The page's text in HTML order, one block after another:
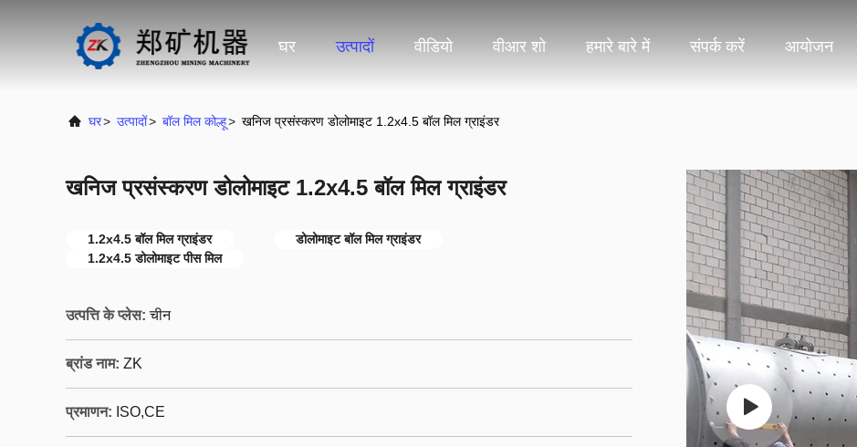
घर उत्पादों वीडियो वीआर शो हमारे बारे में संपर्क करें आयोजन
घर> उत्पादों> बॉल मिल कोल्हू> खनिज प्रसंस्करण डोलोमाइट 1.2x4.5 बॉल मिल ग्राइंडर
खनिज प्रसंस्करण डोलोमाइट 1.2x4.5 बॉल मिल ग्राइंडर
1.2x4.5 बॉल मिल ग्राइंडर
डोलोमाइट बॉल मिल ग्राइंडर
1.2x4.5 डोलोमाइट पीस मिल
उत्पत्ति के प्लेस: चीन
ब्रांड नाम: ZK
प्रमाणन: ISO,CE